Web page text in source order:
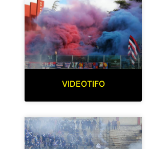
VIDEOTIFO